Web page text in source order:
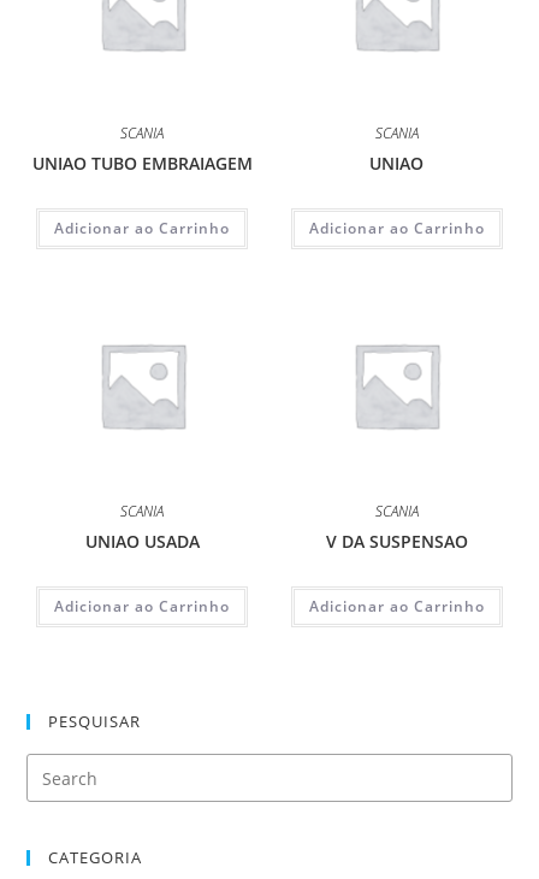
SCANIA
UNIAO TUBO EMBRAIAGEM
Adicionar ao Carrinho
SCANIA
UNIAO
Adicionar ao Carrinho
SCANIA
UNIAO USADA
Adicionar ao Carrinho
SCANIA
V DA SUSPENSAO
Adicionar ao Carrinho
PESQUISAR
CATEGORIA